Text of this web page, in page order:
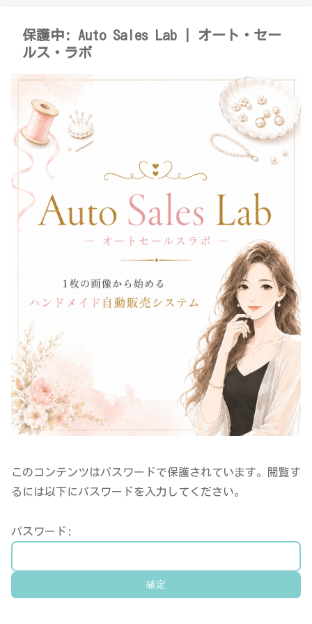
保護中: Auto Sales Lab | オート・セー
ルス・ラボ
このコンテンツはパスワードで保護されています。閲覧す
るには以下にパスワードを入力してください。
パスワード: